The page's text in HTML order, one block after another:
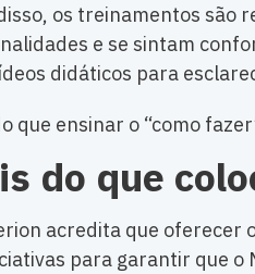
os treinamentos são
e se sintam
didáticos para
que ensinar o “como
do que
acredita que oferecer
para garantir que o